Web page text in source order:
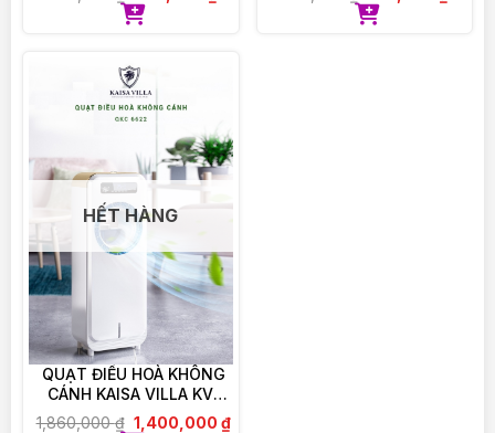
HẾT HÀNG
QUẠT ĐIỀU HOÀ KHÔNG
CÁNH KAISA VILLA KV-
QKC6622
1,860,000₫ 1,400,000 ₫